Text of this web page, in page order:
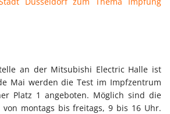
an der Mitsubishi Electric Halle ist
Mai werden die Test im Impfzentrum
Platz 1 angeboten. Möglich sind die
montags bis freitags, 9 bis 16 Uhr.